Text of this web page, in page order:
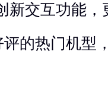
新交互功能，
的热门机型